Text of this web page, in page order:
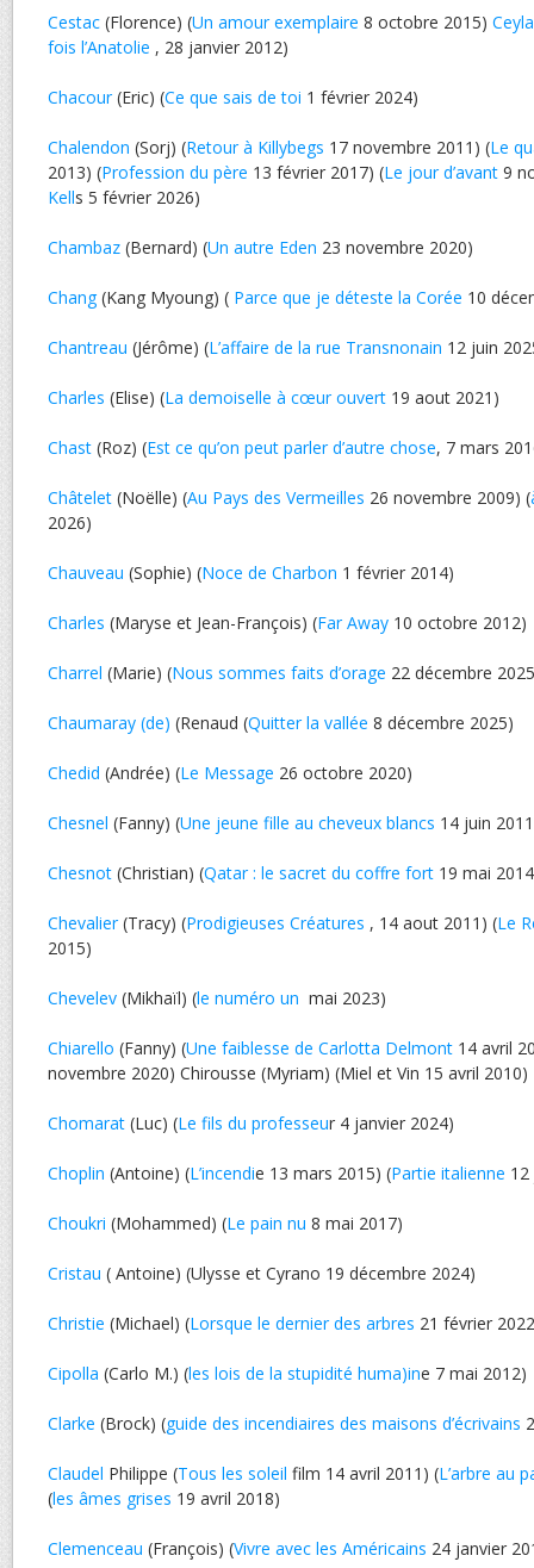
Cestac (Florence) (Un amour exemplaire 8 octobre 2015)
fois l’Anatolie , 28 janvier 2012)
Chacour(Eric) (Ce que sais de toi 1 février 2024)
Chalendon (Sorj) (Retour à Killybegs 17 novembre 2011) (Le
2013) (Profession du père 13 février 2017) (Le jour d’avant 9
Kells 5 février 2026)
Chambaz (Bernard) (Un autre Eden 23 novembre 2020)
Chang(Kang Myoung) ( Parce que je déteste la Corée 10
Chantreau (Jérôme) (L’affaire de la rue Transnonain 12 juin
Charles (Elise) (La demoiselle à cœur ouvert 19 aout 2021)
Chast (Roz) (Est ce qu’on peut parler d’autre chose, 7 mars
Châtelet (Noëlle) (Au Pays des Vermeilles 26 novembre 2009) (
2026)
Chauveau (Sophie) (Noce de Charbon 1 février 2014)
Charles (Maryse et Jean-François) (Far Away 10 octobre 2012)
Charrel (Marie) (Nous sommes faits d’orage 22 décembre
Chaumaray (de) (Renaud (Quitter la vallée 8 décembre 2025)
Chedid (Andrée) (Le Message 26 octobre 2020)
Chesnel (Fanny) (Une jeune fille au cheveux blancs 14 juin
Chesnot (Christian) (Qatar : le sacret du coffre fort 19 mai
Chevalier(Tracy) (Prodigieuses Créatures , 14 aout 2011) (Le
2015)
Chevelev (Mikhaïl) (le numéro un mai 2023)
Chiarello (Fanny) (Une faiblesse de Carlotta Delmont 14 avril
novembre 2020) Chirousse (Myriam) (Miel et Vin 15 avril 2010)
Chomarat (Luc) (Le fils du professeur 4 janvier 2024)
Choplin (Antoine) (L’incendie 13 mars 2015) (Partie italienne
Choukri (Mohammed) (Le pain nu 8 mai 2017)
Cristau ( Antoine) (Ulysse et Cyrano 19 décembre 2024)
Christie (Michael) (Lorsque le dernier des arbres 21 février
Cipolla (Carlo M.) (les lois de la stupidité huma)ine 7 mai 2012)
Clarke (Brock) (guide des incendiaires des maisons d’écrivains
Claudel Philippe (Tous les soleil film 14 avril 2011) (L’arbre au
(les âmes grises 19 avril 2018)
Clemenceau (François) (Vivre avec les Américains 24 janvier